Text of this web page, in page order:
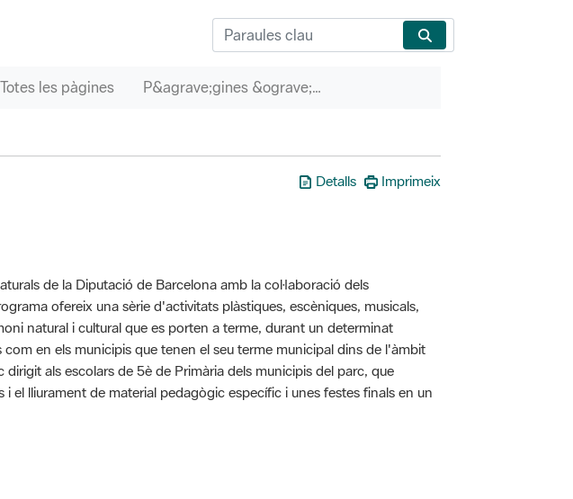
Totes les pàgines P&agrave;gines &ograve;rfenes
Detalls Imprimeix
de la Diputació de Barcelona amb la col·laboració dels
ofereix una sèrie d'activitats plàstiques, escèniques, musicals,
natural i cultural que es porten a terme, durant un determinat
en els municipis que tenen el seu terme municipal dins de l'àmbit
als escolars de 5è de Primària dels municipis del parc, que
el lliurament de material pedagògic específic i unes festes finals en un